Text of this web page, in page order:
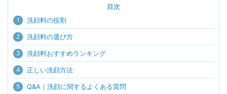
目次
1 洗顔料の役割
2 洗顔料の選び方
3 洗顔料おすすめランキング
4 正しい洗顔方法
5 Q&A｜洗顔に関するよくある質問